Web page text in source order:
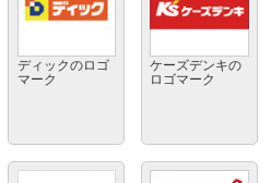
ディックのロゴ
マーク
ケーズデンキの
ロゴマーク